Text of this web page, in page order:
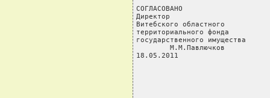
СОГЛАСОВАНО
Директор
Витебского областного
территориального фонда
государственного имущества
        М.М.Павлючков
18.05.2011